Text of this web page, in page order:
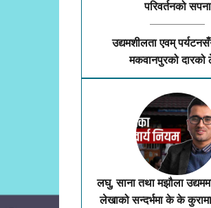
परिवर्तनको सपना
उद्यमशीलता एवम्
मकवानपुरको दारको
लघु, साना तथा मझौला
लेखाको सन्दर्भमा के के कुरामा